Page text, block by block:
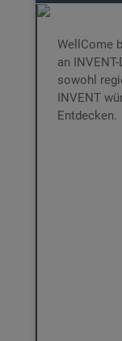
WellCome
an
sowohl
INVENT
Entdecken.
€
Inkl. Box,
Banderole und
Hotel-Katalog